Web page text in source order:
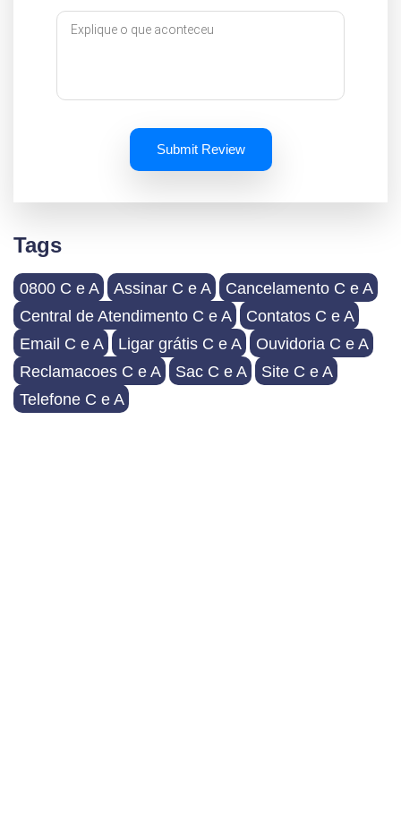
Submit Review
Tags
0800 C e A Assinar C e A
Cancelamento C e A
Central de Atendimento C e A
Contatos C e A
Email C e A
Ligar grátis C e A
Ouvidoria C e A
Reclamacoes C e A
Sac C e A
Site C e A
Telefone C e A